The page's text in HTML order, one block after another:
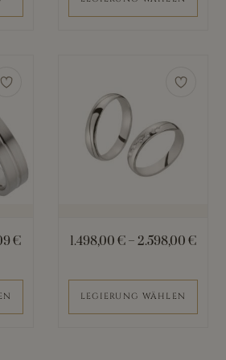
gewählt
€ 1.498,00 € – 2.598,00 €
LEGIERUNG WÄHLEN
mehrere
Varianten
können
Produktseite
gewählt